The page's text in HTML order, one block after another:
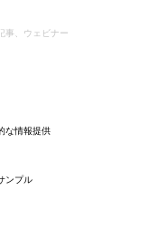
事、ウェビナー
な情報提供
ンプル